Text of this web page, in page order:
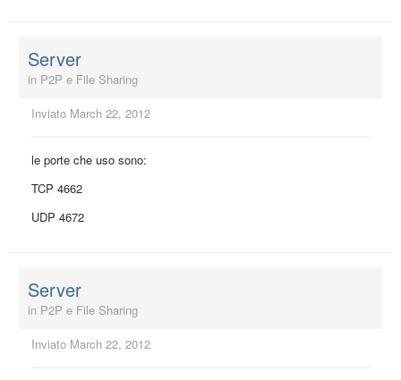
Server
in P2P e File Sharing
Inviato March 22, 2012
le porte che uso sono:
TCP 4662
UDP 4672
Server
in P2P e File Sharing
Inviato March 22, 2012